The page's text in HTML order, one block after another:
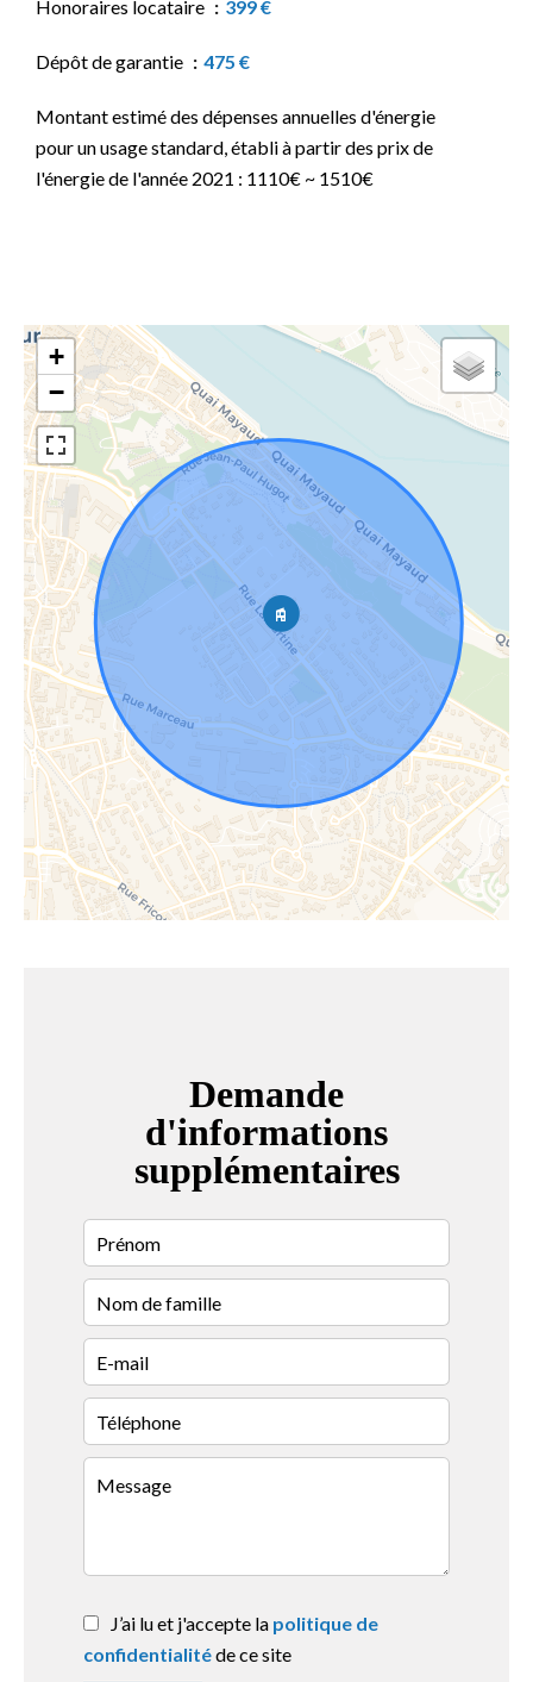
Honoraires locataire 399 €
Dépôt de garantie 475 €
Montant estimé des dépenses annuelles d'énergie
pour un usage standard, établi à partir des prix de
l'énergie de l'année 2021 : 1110€ ~ 1510€
+
−
Demande
d'informations
supplémentaires
J’ai lu et j'accepte la politique de
confidentialitéde ce site